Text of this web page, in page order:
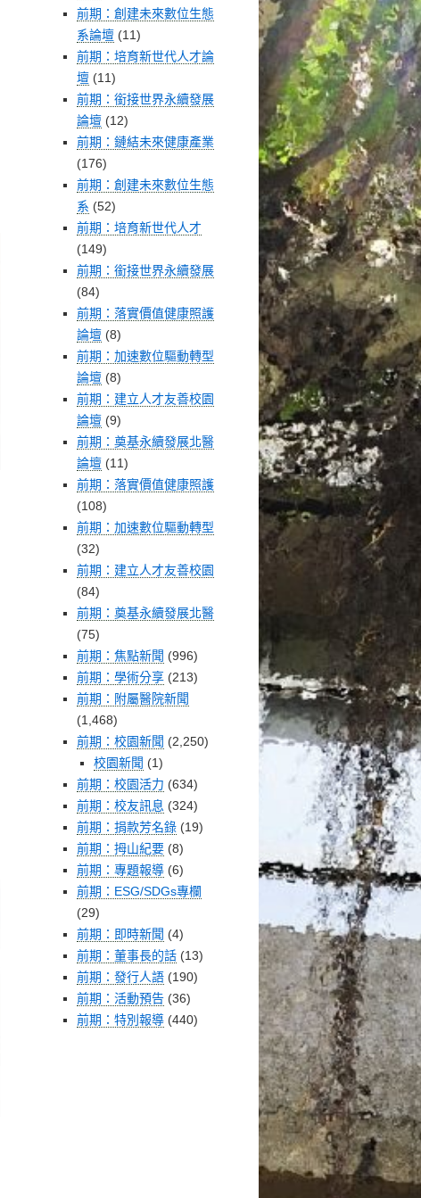
前期：創建未來數位生態
系論壇 (11)
前期：培育新世代人才論
壇 (11)
前期：銜接世界永續發展
論壇 (12)
前期：鏈結未來健康產業
(176)
前期：創建未來數位生態
系 (52)
前期：培育新世代人才
(149)
前期：銜接世界永續發展
(84)
前期：落實價值健康照護
論壇 (8)
前期：加速數位驅動轉型
論壇 (8)
前期：建立人才友善校園
論壇 (9)
前期：奠基永續發展北醫
論壇 (11)
前期：落實價值健康照護
(108)
前期：加速數位驅動轉型
(32)
前期：建立人才友善校園
(84)
前期：奠基永續發展北醫
(75)
前期：焦點新聞 (996)
前期：學術分享 (213)
前期：附屬醫院新聞
(1,468)
前期：校園新聞 (2,250)
校園新聞 (1)
前期：校園活力 (634)
前期：校友訊息 (324)
前期：捐款芳名錄 (19)
前期：拇山紀要 (8)
前期：專題報導 (6)
前期：ESG/SDGs專欄
(29)
前期：即時新聞 (4)
前期：董事長的話 (13)
前期：發行人語 (190)
前期：活動預告 (36)
前期：特別報導 (440)